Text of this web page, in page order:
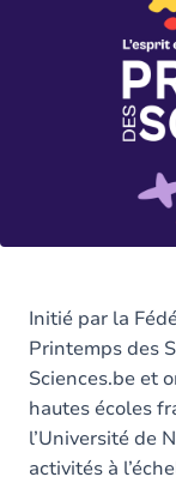
Initié par la
Printemps des
Sciences.be et
hautes écoles
l’Université de
activités à